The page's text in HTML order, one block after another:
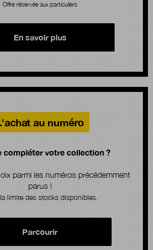
Offre réservée aux particuliers
En savoir plus
au numéro
compléter votre collection ?
parmi les numéros précédemment
parus !
limite des stocks disponibles.
Parcourir